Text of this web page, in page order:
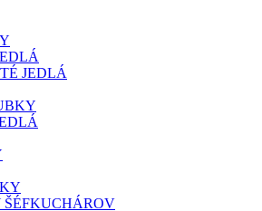
JEDLÁ
ŠÉFKUCHÁROV